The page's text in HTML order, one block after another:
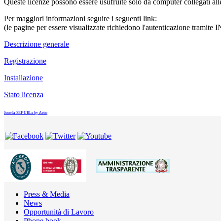
Queste licenze possono essere usufruite solo da computer collegati
Per maggiori informazioni seguire i seguenti link:
(le pagine per essere visualizzate richiedono l'autenticazione tramite
Descrizione generale
Registrazione
Installazione
Stato licenza
Joomla SEF URLs by Artio
Press & Media
News
Opportunità di Lavoro